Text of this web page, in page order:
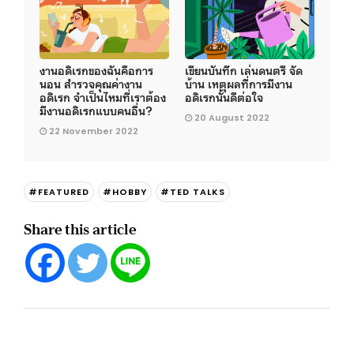
งานอดิเรกของฉันคือการ
นอน สำรวจคุณค่างาน
อดิเรก จำเป็นไหมที่เราต้อง
มีงานอดิเรกแบบคนอื่น?
22 November 2022
เขียนบันทึก เล่นดนตรี จัด
บ้าน เหตุผลที่การมีงาน
อดิเรกนั้นดีต่อใจ
20 August 2022
#FEATURED #HOBBY #TED TALKS
Share this article